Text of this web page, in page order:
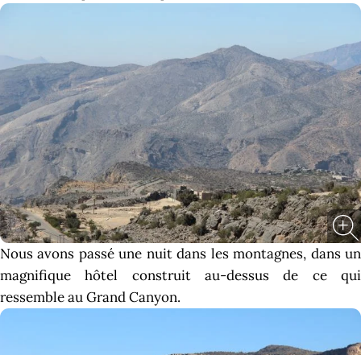
Nous avons passé une nuit dans les montagnes, dans un
magnifique hôtel construit au-dessus de ce qui
ressemble au Grand Canyon.